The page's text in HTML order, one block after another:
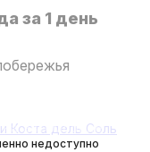
за 1 день
недоступно
на автомобиле